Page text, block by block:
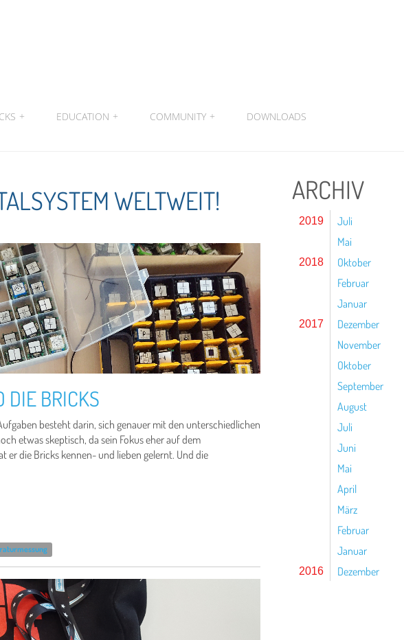
+ EDUCATION + COMMUNITY + DOWNLOADS
WELTWEIT!
DIE BRICKS
besteht darin, sich genauer mit den unterschiedlichen
etwas skeptisch, da sein Fokus eher auf dem
er die Bricks kennen- und lieben gelernt. Und die
ARCHIV
2019
Juli
Mai
2018
Oktober
Februar
Januar
2017
Dezember
November
Oktober
September
August
Juli
Juni
Mai
April
März
Februar
Januar
2016 Dezember